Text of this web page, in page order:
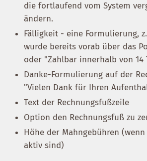
die fortlaufend vom System
ändern.
Fälligkeit - eine Formulierung,
wurde bereits vorab über das
oder "Zahlbar innerhalb von 14
Danke-Formulierung auf der
"Vielen Dank für Ihren
Text der Rechnungsfußzeile
Option den Rechnungsfuß zu
Höhe der Mahngebühren
aktiv sind)